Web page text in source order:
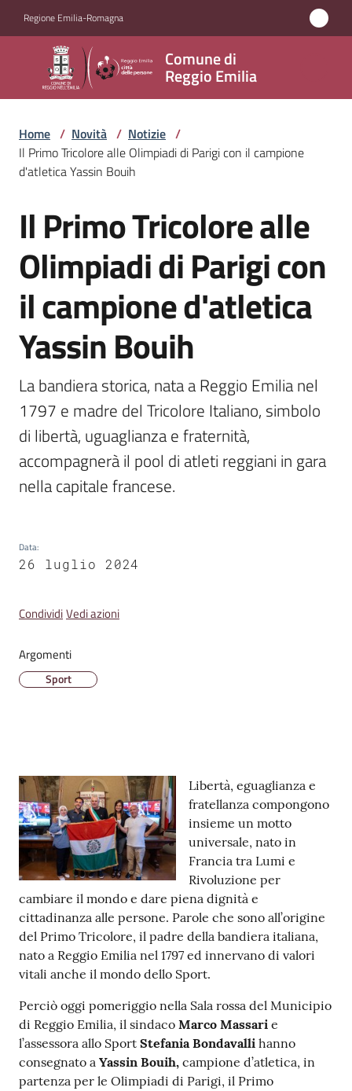
Regione Emilia-Romagna
Comune di
Reggio Emilia
Comune
di
Reggio
Emilia
Servizi
Novità
Menu selezionato
Vivere
Reggio
Emilia
Tutti
argomenti
T
u
s
o
t
Seguici
su
Home / Novità / Notizie /
Il Primo Tricolore alle Olimpiadi di Parigi con il campione
d'atletica Yassin Bouih
Salta al contenuto
Il Primo Tricolore alle
Olimpiadi di Parigi con
il campione d'atletica
Yassin Bouih
La bandiera storica, nata a Reggio Emilia nel
1797 e madre del Tricolore Italiano, simbolo
di libertà, uguaglianza e fraternità,
accompagnerà il pool di atleti reggiani in gara
nella capitale francese.
Data:
26 luglio 2024
CondividiVedi azioni
Argomenti
Sport
Contenuto
Libertà, eguaglianza e
fratellanza compongono
insieme un motto
universale, nato in
Francia tra Lumi e
Rivoluzione per
cambiare il mondo e dare piena dignità e
cittadinanza alle persone. Parole che sono all’origine
del Primo Tricolore, il padre della bandiera italiana,
nato a Reggio Emilia nel 1797 ed innervano di valori
vitali anche il mondo dello Sport.
Perciò oggi pomeriggio nella Sala rossa del Municipio
di Reggio Emilia, il sindaco Marco Massari e
l’assessora allo Sport Stefania Bondavalli hanno
consegnato a Yassin Bouih, campione d’atletica, in
partenza per le Olimpiadi di Parigi, il Primo